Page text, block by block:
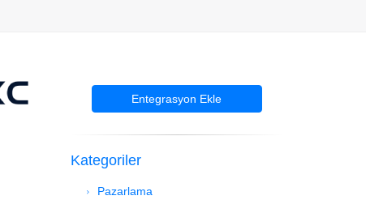
Entegrasyon Ekle
Kategoriler
Pazarlama